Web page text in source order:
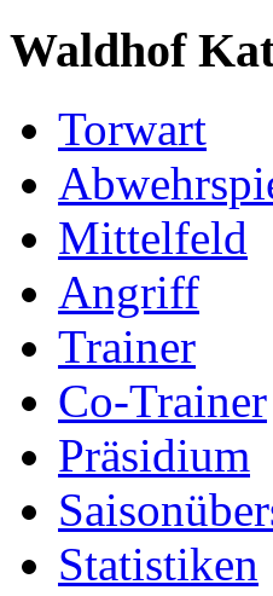
Waldhof
Torwart
Mittelfeld
Angriff
Trainer
Co-Trainer
Präsidium
Statistiken